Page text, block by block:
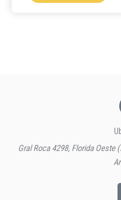
Gral Roca 4298, Florida Oeste